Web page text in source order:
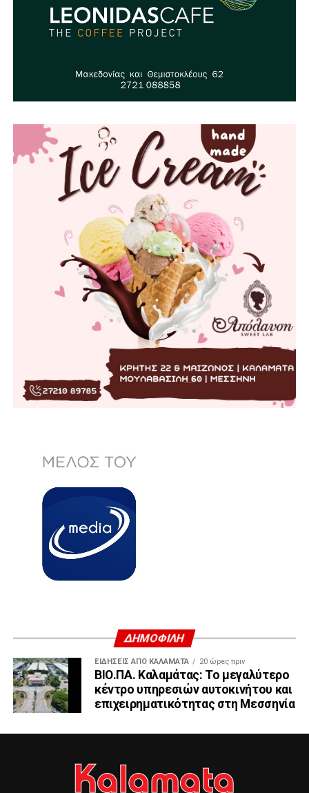
ΔΗΜΟΦΙΛΗ
ΕΙΔΗΣΕΙΣ ΑΠΟ ΚΑΛΑΜΑΤΑ 20 ώρες πριν
ΒΙΟ.ΠΑ. Καλαμάτας: Το μεγαλύτερο
κέντρο υπηρεσιών αυτοκινήτου και
επιχειρηματικότητας στη Μεσσηνία